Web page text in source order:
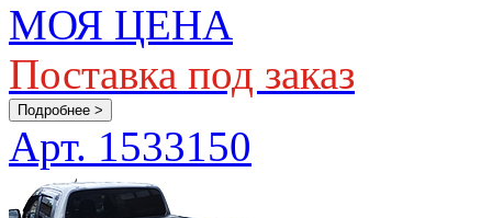
МОЯ ЦЕНА
Поставка под заказ
Подробнее >
Арт. 1533150